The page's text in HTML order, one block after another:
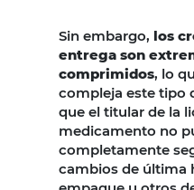
Sin embargo, los
entrega son
comprimidos, lo
compleja este tipo
que el titular de la
medicamento no
completamente
cambios de última